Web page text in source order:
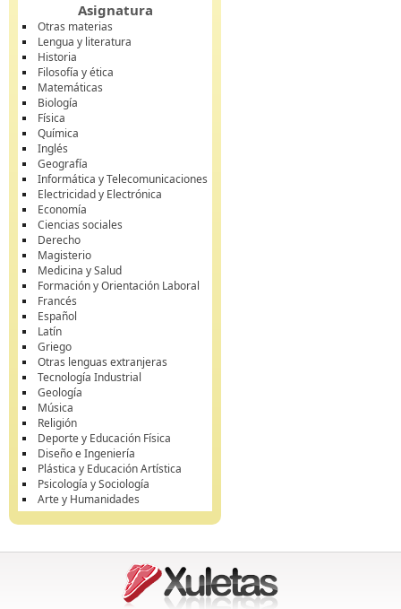
Asignatura
Otras materias
Lengua y literatura
Historia
Filosofía y ética
Matemáticas
Biología
Física
Química
Inglés
Geografía
Informática y Telecomunicaciones
Electricidad y Electrónica
Economía
Ciencias sociales
Derecho
Magisterio
Medicina y Salud
Formación y Orientación Laboral
Francés
Español
Latín
Griego
Otras lenguas extranjeras
Tecnología Industrial
Geología
Música
Religión
Deporte y Educación Física
Diseño e Ingeniería
Plástica y Educación Artística
Psicología y Sociología
Arte y Humanidades